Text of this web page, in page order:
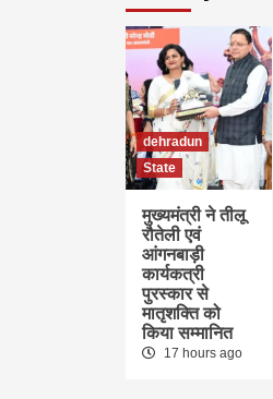
dehradun
State
मुख्यमंत्री ने तीलू
रौतेली एवं
आंगनबाड़ी
कार्यकत्री
पुरस्कार से
मातृशक्ति को
किया सम्मानित
17 hours ago